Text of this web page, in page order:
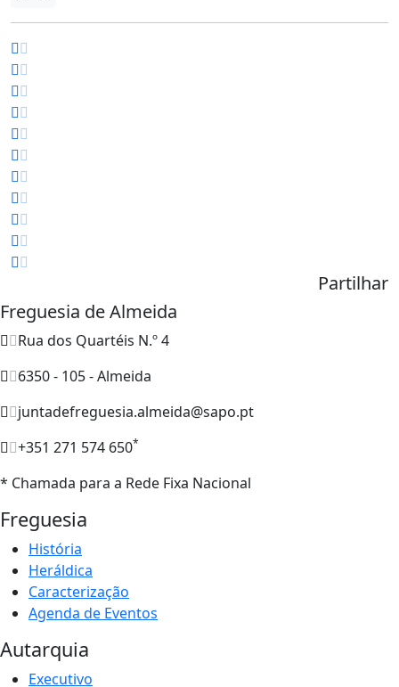
Partilhar
Freguesia de Almeida
Rua dos Quartéis N.º 4
6350 - 105 - Almeida
juntadefreguesia.almeida@sapo.pt
+351 271 574 650*
* Chamada para a Rede Fixa Nacional
Freguesia
História
Heráldica
Caracterização
Agenda de Eventos
Autarquia
Executivo